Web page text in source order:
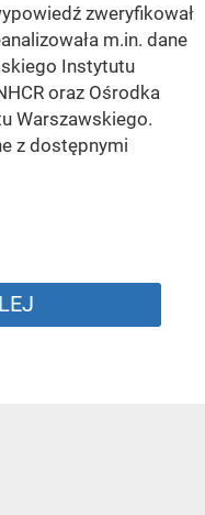
zweryfikował
m.in. dane
Instytutu
oraz Ośrodka
Warszawskiego.
z dostępnymi